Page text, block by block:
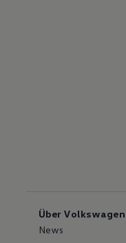
Über Volkswagen
News